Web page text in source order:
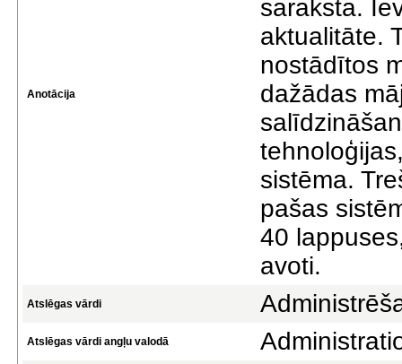
Anotācija
saraksta.
aktualitāte.
nostādītos
dažādas
sistēma.
pašas
40
avoti.
Atslēgas vārdi
Atslēgas vārdi angļu valodā